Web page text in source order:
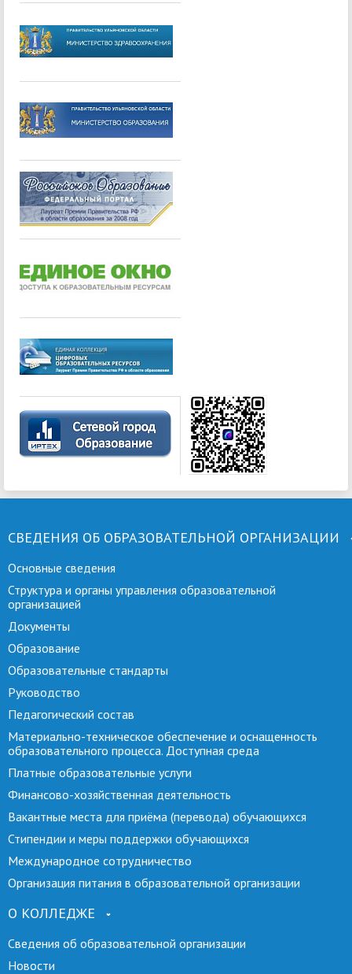
СВЕДЕНИЯ ОБ ОБРАЗОВАТЕЛЬНОЙ ОРГАНИЗАЦИИ
Основные сведения
Структура и органы управления образовательной
организацией
Документы
Образование
Образовательные стандарты
Руководство
Педагогический состав
Материально-техническое обеспечение и оснащенность
образовательного процесса. Доступная среда
Платные образовательные услуги
Финансово-хозяйственная деятельность
Вакантные места для приёма (перевода) обучающихся
Стипендии и меры поддержки обучающихся
Международное сотрудничество
Организация питания в образовательной организации
О КОЛЛЕДЖЕ
Сведения об образовательной организации
Новости